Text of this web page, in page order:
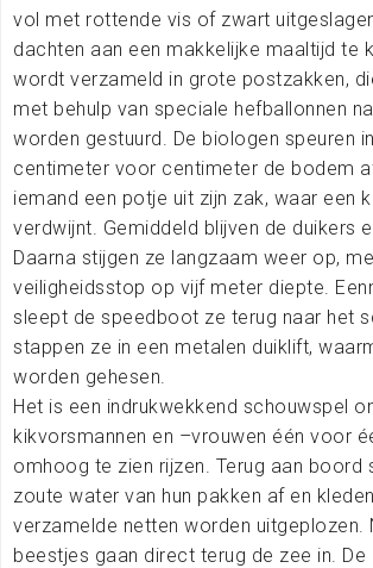
vol met rottende vis of zwart
dachten aan een makkelijke maaltijd te
wordt verzameld in grote postzakken,
met behulp van speciale hefballonnen
worden gestuurd. De biologen speuren
centimeter voor centimeter de bodem
iemand een potje uit zijn zak, waar een
verdwijnt. Gemiddeld blijven de duikers
Daarna stijgen ze langzaam weer op,
veiligheidsstop op vijf meter diepte.
sleept de speedboot ze terug naar het
stappen ze in een metalen duiklift,
worden gehesen.
Het is een indrukwekkend schouwspel
kikvorsmannen en –vrouwen één voor
omhoog te zien rijzen. Terug aan boord
zoute water van hun pakken af en
verzamelde netten worden uitgeplozen.
beestjes gaan direct terug de zee in. De